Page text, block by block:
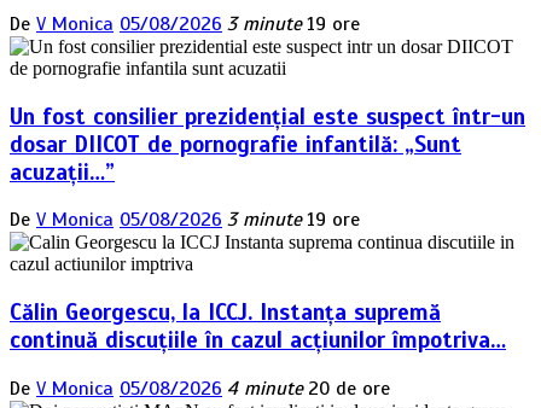
De V Monica 05/08/2026 3 minute 19 ore
Un fost consilier prezidențial este suspect într-un
dosar DIICOT de pornografie infantilă: „Sunt
acuzații…”
De V Monica 05/08/2026 3 minute 19 ore
Călin Georgescu, la ICCJ. Instanța supremă
continuă discuțiile în cazul acțiunilor împotriva…
De V Monica 05/08/2026 4 minute 20 de ore